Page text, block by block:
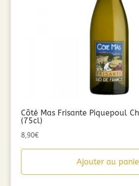
Côté Mas Frisante Piquepoul
(75cl)
8,90€
Ajouter au